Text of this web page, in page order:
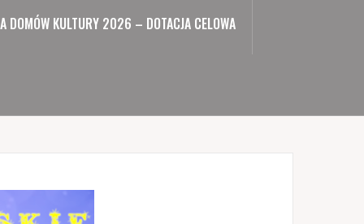
DOMÓW KULTURY 2026 – DOTACJA CELOWA